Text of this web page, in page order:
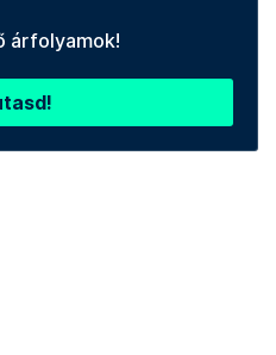
árfolyamok!